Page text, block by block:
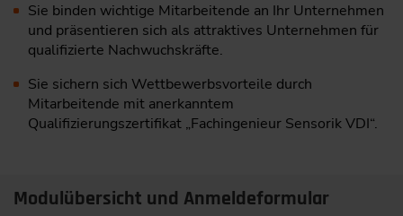
Sie binden wichtige Mitarbeitende an Ihr Unternehmen
und präsentieren sich als attraktives Unternehmen für
qualifizierte Nachwuchskräfte.
Sie sichern sich Wettbewerbsvorteile durch
Mitarbeitende mit anerkanntem
Qualifizierungszertifikat „Fachingenieur Sensorik VDI“.
Modulübersicht und Anmeldeformular